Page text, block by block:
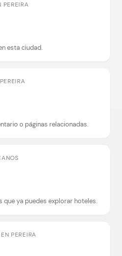
PEREIRA
esta ciudad.
o páginas relacionadas.
que ya puedes explorar hoteles.
PEREIRA